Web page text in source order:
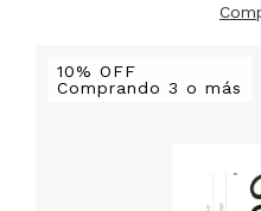
10% OFF
Comprando 3 o más